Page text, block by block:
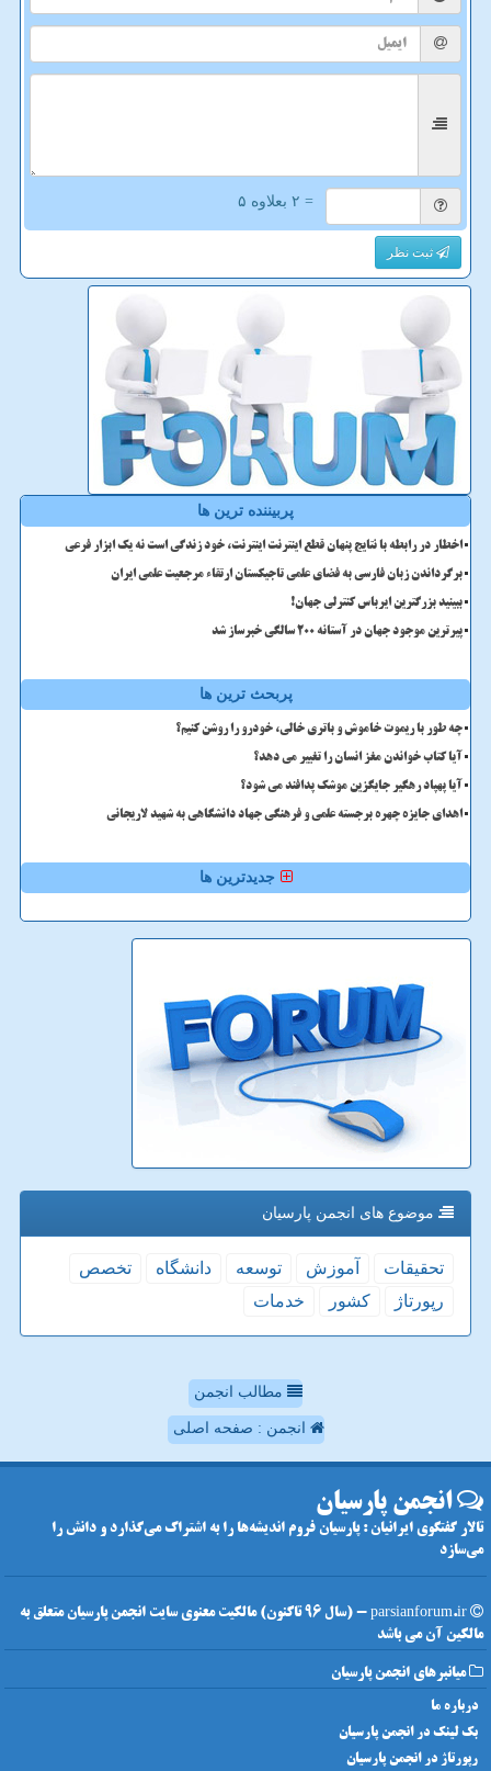
= ۲ بعلاوه ۵
ثبت نظر
پربیننده ترین ها
اخطار در رابطه با نتایج پنهان قطع اینترنت اینترنت، خود زندگی است نه یک ابزار فرعی
برگرداندن زبان فارسی به فضای علمی تاجیکستان ارتقاء مرجعیت علمی ایران
ببینید بزرگترین ایرباس کنترلی جهان!
پیرترین موجود جهان در آستانه ۲۰۰ سالگی خبرساز شد
پربحث ترین ها
چه طور با ریموت خاموش و باتری خالی، خودرو را روشن کنیم؟
آیا کتاب خواندن مغز انسان را تغییر می دهد؟
آیا پهپاد رهگیر جایگزین موشک پدافند می شود؟
اهدای جایزه چهره برجسته علمی و فرهنگی جهاد دانشگاهی به شهید لاریجانی
جدیدترین ها
موضوع های انجمن پارسیان
تحقیقات آموزش توسعه دانشگاه
تخصص
رپورتاژ
كشور خدمات
مطالب انجمن
انجمن : صفحه اصلی
انجمن پارسیان
تالار گفتگوی ایرانیان : پارسیان فروم اندیشه‌ها را به اشتراک می‌گذارد و دانش را
می‌سازد
parsianforum.ir - (سال 96 تاکنون) مالکیت معنوی سایت انجمن پارسیان متعلق به
مالکین آن می باشد
میانبرهای انجمن پارسیان
درباره ما
بک لینک در انجمن پارسیان
رپورتاژ در انجمن پارسیان